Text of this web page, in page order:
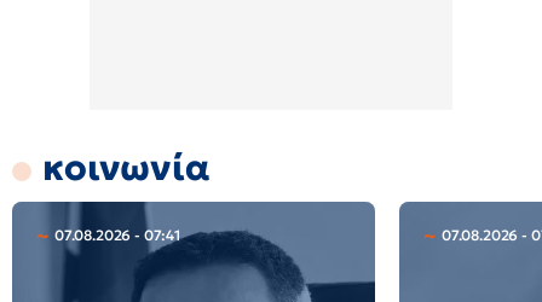
κοινωνία
07.08.2026 - 07:41 07.08.2026 -